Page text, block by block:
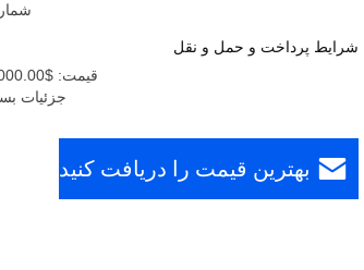
شرایط پرداخت و حمل و نقل
قیمت: $200,000.00/sets >=1 sets
جزئیات
بهترین قیمت را دریافت کنید